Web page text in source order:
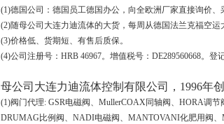
(1)德国公司：德国员工德国办公，向全欧洲厂家直接询价、
(2)随母公司大连力迪流体的大货，每周从德国法兰克福空运
(3)价格低、货期短、有售后质保。
(4)公司注册号：HRB 46967。增值税号：DE289560668。登
母公司大连力迪流体控制有限公司，1996年创
(1)阀门代理: GSR电磁阀、MullerCOAX同轴阀、HORA调
DRUMAG比例阀、NADI电磁阀、MANTOVANI化肥用阀、